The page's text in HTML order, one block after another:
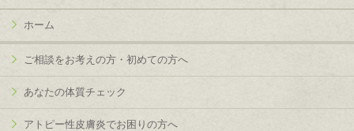
ホーム
ご相談をお考えの方・初めての方へ
あなたの体質チェック
アトピー性皮膚炎でお困りの方へ